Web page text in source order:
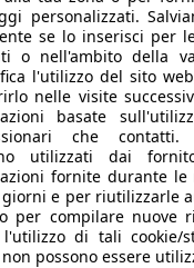
personalizzati.
se lo inserisci per
o nell'ambito della
l'utilizzo del sito
nelle visite
basate
che contatti.
utilizzati dai
fornite durante le
giorni e per riutilizzarle
per compilare nuove
l'utilizzo di tali cookie/
possono essere